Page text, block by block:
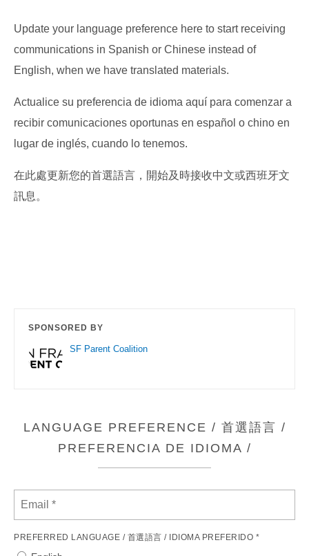
Update your language preference here to start receiving
communications in Spanish or Chinese instead of
English, when we have translated materials.
Actualice su preferencia de idioma aquí para comenzar a
recibir comunicaciones oportunas en español o chino en
lugar de inglés, cuando lo tenemos.
在此處更新您的首選語言，開始及時接收中文或西班牙文
訊息。
SPONSORED BY
SF Parent Coalition
LANGUAGE PREFERENCE / 首選語言 /
PREFERENCIA DE IDIOMA /
PREFERRED LANGUAGE / 首選語言 / IDIOMA PREFERIDO *